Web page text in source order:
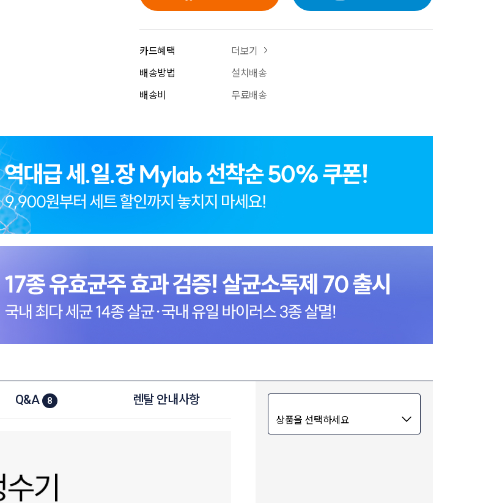
카드혜택
더보기
배송방법
설치배송
배송비
무료배송
Q&A 8 렌탈 안내사항
상품을 선택하세요